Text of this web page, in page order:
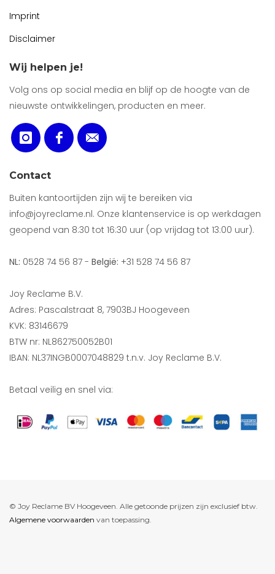
Imprint
Disclaimer
Wij helpen je!
Volg ons op social media en blijf op de hoogte van de
nieuwste ontwikkelingen, producten en meer.
Contact
Buiten kantoortijden zijn wij te bereiken via
info@joyreclame.nl. Onze klantenservice is op werkdagen
geopend van 8:30 tot 16:30 uur (op vrijdag tot 13:00 uur).
NL: 0528 74 56 87 - België: +31 528 74 56 87
Joy Reclame B.V.
Adres: Pascalstraat 8, 7903BJ Hoogeveen
KVK: 83146679
BTW nr: NL862750052B01
IBAN: NL37INGB0007048829 t.n.v. Joy Reclame B.V.
Betaal veilig en snel via:
© Joy Reclame BV Hoogeveen. Alle getoonde prijzen zijn exclusief btw.
Algemene voorwaarden van toepassing.